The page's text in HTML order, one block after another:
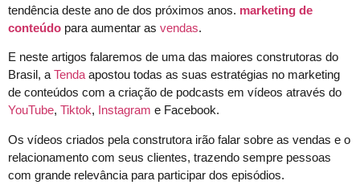
tendência deste ano de dos próximos anos. marketing de
conteúdo para aumentar as vendas.
E neste artigos falaremos de uma das maiores construtoras do
Brasil, a Tenda apostou todas as suas estratégias no marketing
de conteúdos com a criação de podcasts em vídeos através do
YouTube, Tiktok, Instagram e Facebook.
Os vídeos criados pela construtora irão falar sobre as vendas e o
relacionamento com seus clientes, trazendo sempre pessoas
com grande relevância para participar dos episódios.